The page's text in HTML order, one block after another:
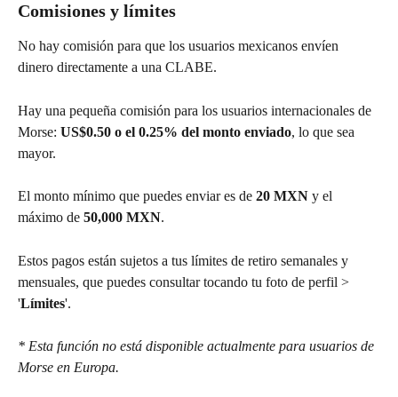
Comisiones y límites
No hay comisión para que los usuarios mexicanos envíen
dinero directamente a una CLABE.
Hay una pequeña comisión para los usuarios internacionales de
Morse: US$0.50 o el 0.25% del monto enviado, lo que sea
mayor.
El monto mínimo que puedes enviar es de 20 MXN y el
máximo de 50,000 MXN.
Estos pagos están sujetos a tus límites de retiro semanales y
mensuales, que puedes consultar tocando tu foto de perfil >
'Límites'.
* Esta función no está disponible actualmente para usuarios de
Morse en Europa.